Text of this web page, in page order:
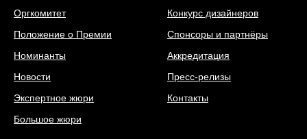
Оргкомитет
Положение о Премии
Номинанты
Новости
Экспертное жюри
Большое жюри
Конкурс дизайнеров
Спонсоры и партнёры
Аккредитация
Пресс-релизы
Контакты